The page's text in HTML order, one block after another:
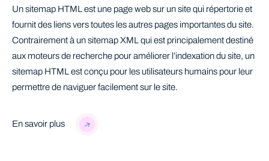
Un sitemap HTML est une page web sur un site qui répertorie et
fournit des liens vers toutes les autres pages importantes du site.
Contrairement à un sitemap XML qui est principalement destiné
aux moteurs de recherche pour améliorer l’indexation du site, un
sitemap HTML est conçu pour les utilisateurs humains pour leur
permettre de naviguer facilement sur le site.
En savoir plus